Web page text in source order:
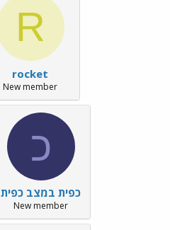
R
rocket
New member
כ
כפית במצב כפית
New member